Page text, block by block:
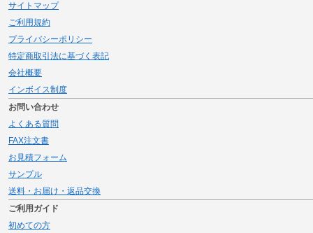
サイトマップ
ご利用規約
プライバシーポリシー
特定商取引法に基づく表記
会社概要
インボイス制度
お問い合わせ
よくある質問
FAX注文書
お見積フォーム
サンプル
送料・お届け・返品交換
ご利用ガイド
初めての方